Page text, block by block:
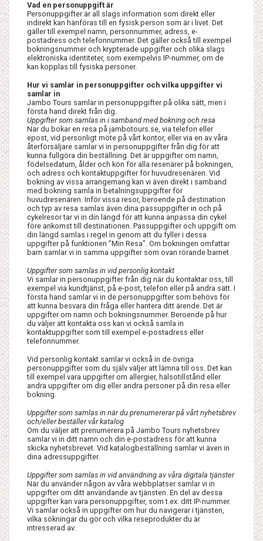
Vad en personuppgift är
Personuppgifter är all slags information som direkt eller
indirekt kan hänföras till en fysisk person som är i livet. Det
gäller till exempel namn, personnummer, adress, e-
postadress och telefonnummer. Det gäller också till exempel
bokningsnummer och krypterade uppgifter och olika slags
elektroniska identiteter, som exempelvis IP-nummer, om de
kan kopplas till fysiska personer.
Hur vi samlar in personuppgifter och vilka uppgifter vi
samlar in
Jambo Tours samlar in personuppgifter på olika sätt, men i
första hand direkt från dig.
Uppgifter som samlas in i samband med bokning och resa
När du bokar en resa på jambotours.se, via telefon eller
epost, vid personligt möte på vårt kontor, eller via en av våra
återförsäljare samlar vi in personuppgifter från dig för att
kunna fullgöra din beställning. Det är uppgifter om namn,
födelsedatum, ålder och kön för alla resenärer på bokningen,
och adress och kontaktuppgifter för huvudresenären. Vid
bokning av vissa arrangemang kan vi även direkt i samband
med bokning samla in betalningsuppgifter för
huvudresenären. Inför vissa resor, beroende på destination
och typ av resa samlas även dina passuppgifter in och på
cykelresor tar vi in din längd för att kunna anpassa din cykel
före ankomst till destinationen. Passuppgifter och uppgift om
din längd samlas i regel in genom att du fyller i dessa
uppgifter på funktionen ”Min Resa”. Om bokningen omfattar
barn samlar vi in samma uppgifter som ovan rörande barnet.
Uppgifter som samlas in vid personlig kontakt
Vi samlar in personuppgifter från dig när du kontaktar oss, till
exempel via kundtjänst, på e-post, telefon eller på andra sätt. I
första hand samlar vi in de personuppgifter som behövs för
att kunna besvara din fråga eller hantera ditt ärende. Det är
uppgifter om namn och bokningsnummer. Beroende på hur
du väljer att kontakta oss kan vi också samla in
kontaktuppgifter som till exempel e-postadress eller
telefonnummer.
Vid personlig kontakt samlar vi också in de övriga
personuppgifter som du själv väljer att lämna till oss. Det kan
till exempel vara uppgifter om allergier, hälsotillstånd eller
andra uppgifter om dig eller andra personer på din resa eller
bokning.
Uppgifter som samlas in när du prenumererar på vårt nyhetsbrev
och/eller beställer vår katalog
Om du väljer att prenumerera på Jambo Tours nyhetsbrev
samlar vi in ditt namn och din e-postadress för att kunna
skicka nyhetsbrevet. Vid katalogbeställning samlar vi även in
dina adressuppgifter.
Uppgifter som samlas in vid användning av våra digitala tjänster
När du använder någon av våra webbplatser samlar vi in
uppgifter om ditt användande av tjänsten. En del av dessa
uppgifter kan vara personuppgifter, som t.ex. ditt IP-nummer.
Vi samlar också in uppgifter om hur du navigerar i tjänsten,
vilka sökningar du gör och vilka reseprodukter du är
intresserad av.